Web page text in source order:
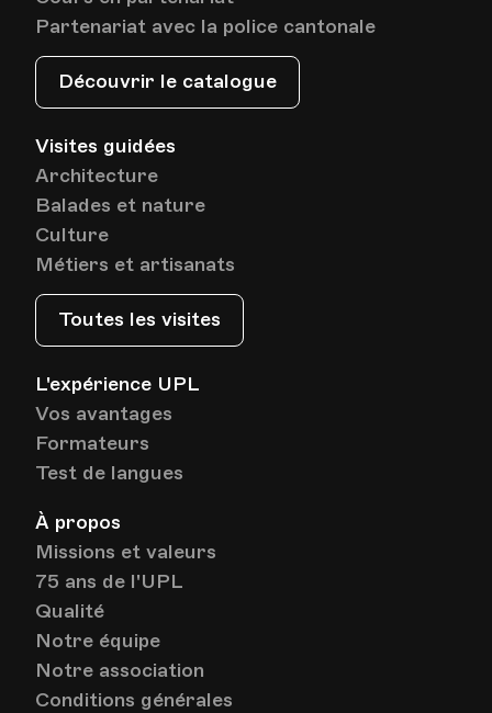
Partenariat avec la police cantonale
Découvrir le catalogue
Visites guidées
Architecture
Balades et nature
Culture
Métiers et artisanats
Toutes les visites
L'expérience UPL
Vos avantages
Formateurs
Test de langues
À propos
Missions et valeurs
75 ans de l'UPL
Qualité
Notre équipe
Notre association
Conditions générales